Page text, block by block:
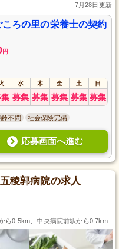
7月28日更新
ろの里の栄養士の契約
円
水 木 金 土 日
募集 募集 募集 募集 募集
齢不問 社会保険完備
応募画面へ進む
稜郭病院の求人
ら0.5km、中央病院前駅から0.7km